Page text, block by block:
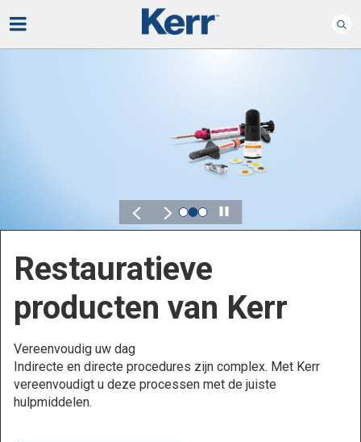
Kerr voor DSO
Ontdek oplossingen die zijn ontworpen om de prestaties
binnen uw Dental Service Organization te verbeteren.
Meer informatie:
Play